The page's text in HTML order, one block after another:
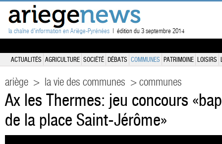
la chaîne d'information en Ariège-Pyrénées | édition du 3 septembre 2014
ACTUALITÉS AGRICULTURE SOCIÉTÉ DÉBATS COMMUNES PATRIMOINE LOISIRS
ariège > la vie des communes > communes
Ax les Thermes: jeu concours
de la place Saint-Jérôme»